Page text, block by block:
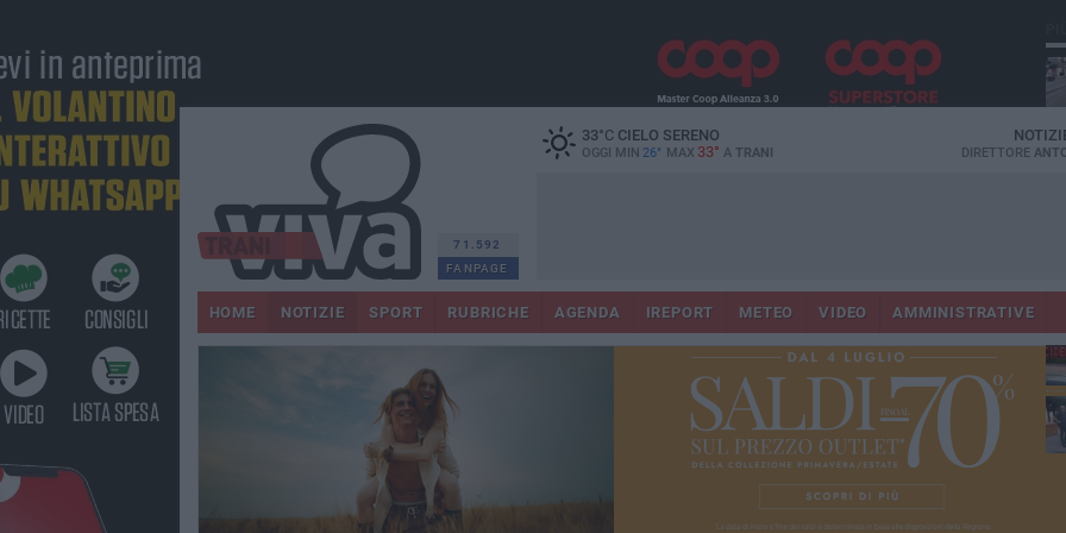
71.592
FANPAGE
33°CCIELO SERENO
OGGI MIN 26° MAX 33° A TRANI DIRETTORE
HOME NOTIZIE SPORT RUBRICHE AGENDA IREPORT METEO VIDEO AMMINISTRATIVE